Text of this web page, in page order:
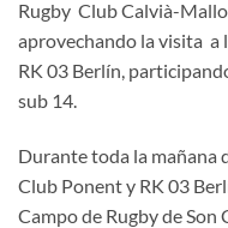
Rugby Club Calvià-
aprovechando la visita a
RK 03 Berlín,
sub 14.
Durante toda la mañana
Club Ponent y RK 03
Campo de Rugby de Son